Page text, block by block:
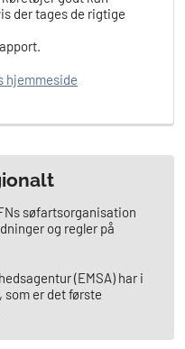
der tages de rigtige
hjemmeside
søfartsorganisation
og regler på
(EMSA) har i
er det første